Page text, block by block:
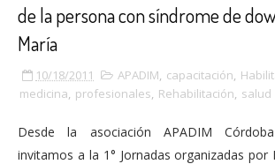
de la persona con síndrome de
María
10/18/2011 APADIM, capacitación,
medicina, profesionales, Rehabilitación, salud
Desde la asociación APADIM
invitamos a la 1° Jornadas organizadas por